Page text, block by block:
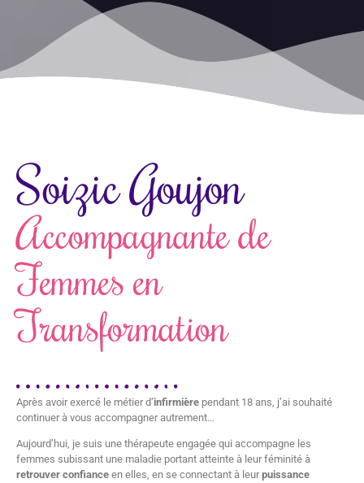
Soizic Goujon
Accompagnante de
Femmes en
Transformation
Après avoir exercé le métier d’infirmière pendant 18 ans, j’ai souhaité
continuer à vous accompagner autrement…
Aujourd’hui, je suis une thérapeute engagée qui accompagne les
femmes subissant une maladie portant atteinte à leur féminité à
retrouver confiance en elles, en se connectant à leurpuissance